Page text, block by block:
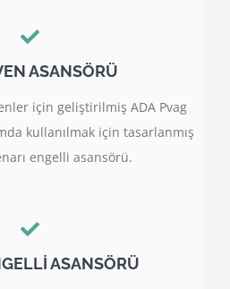
ASANSÖRÜ
için geliştirilmiş ADA Pvag
kullanılmak için tasarlanmış
engelli asansörü.
ASANSÖRÜ